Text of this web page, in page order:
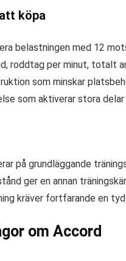
köpa
belastningen med 12
roddtag per minut, totalt
som minskar
som aktiverar stora
på grundläggande
ger en annan
kräver fortfarande en
om Accord